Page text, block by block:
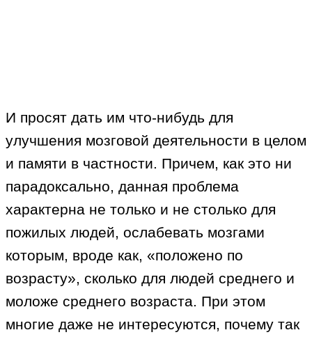
И просят дать им что-нибудь для
улучшения мозговой деятельности в целом
и памяти в частности. Причем, как это ни
парадоксально, данная проблема
характерна не только и не столько для
пожилых людей, ослабевать мозгами
которым, вроде как, «положено по
возрасту», сколько для людей среднего и
моложе среднего возраста. При этом
многие даже не интересуются, почему так